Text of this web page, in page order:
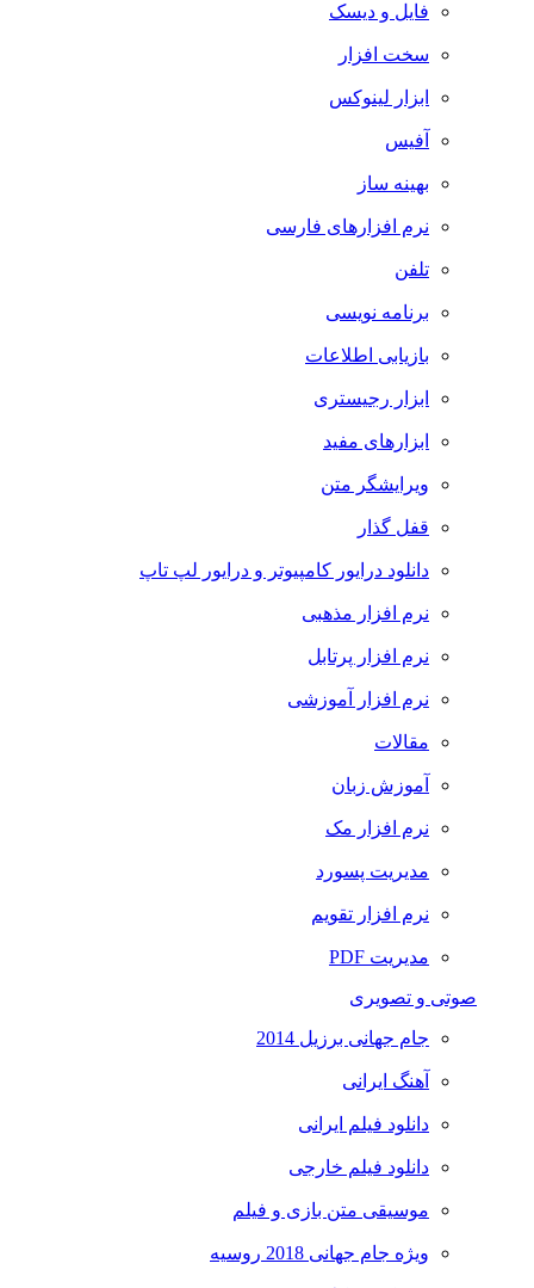
فایل و دیسک
سخت افزار
ابزار لینوکس
آفیس
بهینه ساز
نرم افزارهای فارسی
تلفن
برنامه نویسی
بازیابی اطلاعات
ابزار رجیستری
ابزارهای مفید
ویرایشگر متن
قفل گذار
دانلود درایور کامپیوتر و درایور لپ تاپ
نرم افزار مذهبی
نرم افزار پرتابل
نرم افزار آموزشی
مقالات
آموزش زبان
نرم افزار مک
مدیریت پسورد
نرم افزار تقویم
مدیریت PDF
صوتی و تصویری
جام جهانی برزیل 2014
آهنگ ایرانی
دانلود فیلم ایرانی
دانلود فیلم خارجی
موسیقی متن بازی و فیلم
ویژه جام جهانی 2018 روسیه